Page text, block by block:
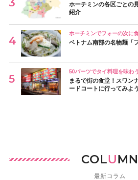
ホーチミンの各区ごとの
紹介
ホーチミンでフォーの次に
ベトナム南部の名物麺「
50バーツでタイ料理を味わう
まるで街の食堂！スワン
ードコートに行ってみよう
COLUMN
最新コラム